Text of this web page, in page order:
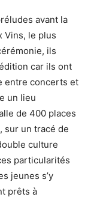
avant la
Vins, le plus
ils
car ils ont
entre concerts et
un lieu
de 400 places
sur un tracé de
culture
particularités
jeunes s’y
prêts à